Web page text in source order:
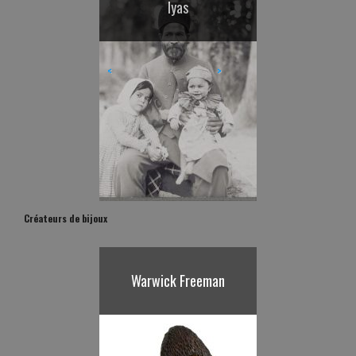
Michel Fickinger
Iyas
< >
Créateurs de bijoux
Warwick Freeman